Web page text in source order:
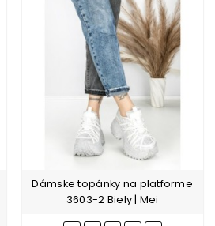
Dámske topánky na platforme
3603-2 Biely | Mei